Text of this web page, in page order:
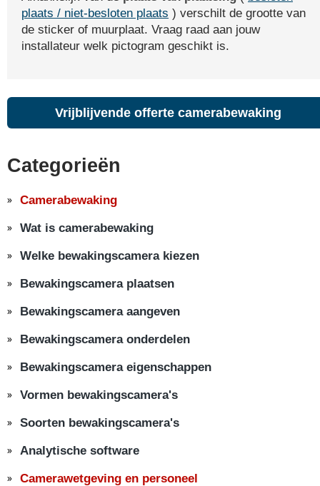
plaats / niet-besloten plaats ) verschilt de grootte van
de sticker of muurplaat. Vraag raad aan jouw
installateur welk pictogram geschikt is.
Vrijblijvende offerte camerabewaking
Categorieën
Camerabewaking
Wat is camerabewaking
Welke bewakingscamera kiezen
Bewakingscamera plaatsen
Bewakingscamera aangeven
Bewakingscamera onderdelen
Bewakingscamera eigenschappen
Vormen bewakingscamera's
Soorten bewakingscamera's
Analytische software
Camerawetgeving en personeel